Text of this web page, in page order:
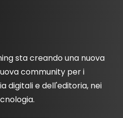
sta creando una nuova
community per i
digitali e dell'editoria, nei